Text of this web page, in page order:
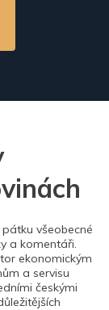
všeobecné
a komentáři.
ekonomickým
a servisu
českými